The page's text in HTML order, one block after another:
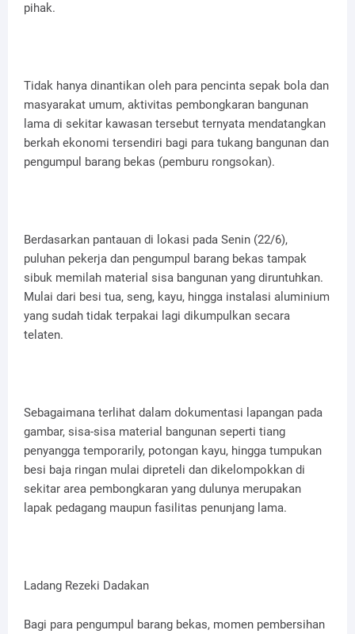
pihak.
Tidak hanya dinantikan oleh para pencinta sepak bola dan
masyarakat umum, aktivitas pembongkaran bangunan
lama di sekitar kawasan tersebut ternyata mendatangkan
berkah ekonomi tersendiri bagi para tukang bangunan dan
pengumpul barang bekas (pemburu rongsokan).
Berdasarkan pantauan di lokasi pada Senin (22/6),
puluhan pekerja dan pengumpul barang bekas tampak
sibuk memilah material sisa bangunan yang diruntuhkan.
Mulai dari besi tua, seng, kayu, hingga instalasi aluminium
yang sudah tidak terpakai lagi dikumpulkan secara
telaten.
Sebagaimana terlihat dalam dokumentasi lapangan pada
gambar, sisa-sisa material bangunan seperti tiang
penyangga temporarily, potongan kayu, hingga tumpukan
besi baja ringan mulai dipreteli dan dikelompokkan di
sekitar area pembongkaran yang dulunya merupakan
lapak pedagang maupun fasilitas penunjang lama.
Ladang Rezeki Dadakan
Bagi para pengumpul barang bekas, momen pembersihan